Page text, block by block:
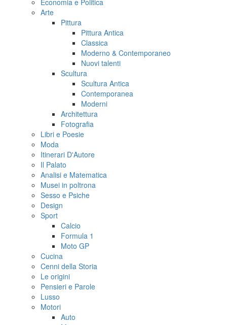
Economia e Politica
Arte
Pittura
Pittura Antica
Classica
Moderno & Contemporaneo
Nuovi talenti
Scultura
Scultura Antica
Contemporanea
Moderni
Architettura
Fotografia
Libri e Poesie
Moda
Itinerari D'Autore
Il Palato
Analisi e Matematica
Musei in poltrona
Sesso e Psiche
Design
Sport
Calcio
Formula 1
Moto GP
Cucina
Cenni della Storia
Le origini
Pensieri e Parole
Lusso
Motori
Auto